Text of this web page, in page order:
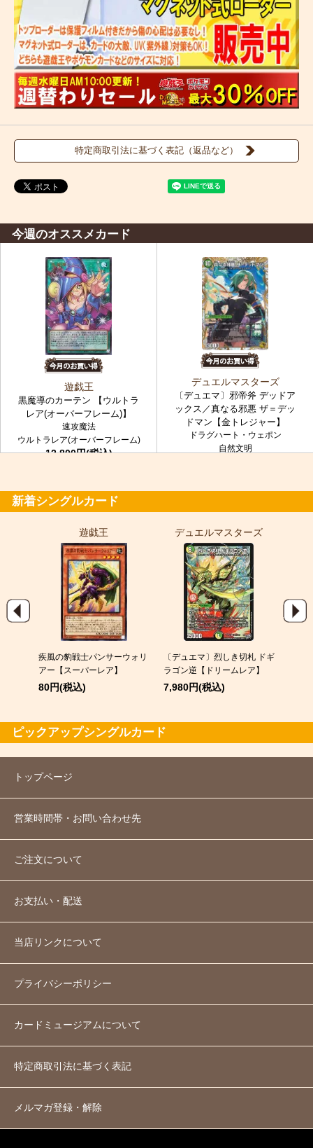
特定商取引法に基づく表記（返品など）
今週のオススメカード
遊戯王
黒魔導のカーテン 【ウルトラ
レア(オーバーフレーム)】
速攻魔法
ウルトラレア(オーバーフレーム)
12,800円(税込)
デュエルマスターズ
〔デュエマ〕邪帝斧 デッドア
ックス／真なる邪悪 ザ＝デッ
ドマン【金トレジャー】
ドラグハート・ウェポン
自然文明
新着シングルカード
遊戯王
疾風の豹戦士パンサーウォリ
アー【スーパーレア】
80円(税込)
デュエルマスターズ
〔デュエマ〕烈しき切札 ドギ
ラゴン逆【ドリームレア】
7,980円(税込)
ピックアップシングルカード
トップページ
営業時間帯・お問い合わせ先
ご注文について
お支払い・配送
当店リンクについて
プライバシーポリシー
カードミュージアムについて
特定商取引法に基づく表記
メルマガ登録・解除